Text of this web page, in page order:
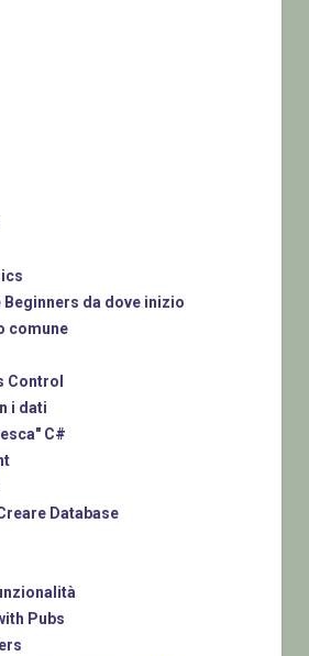
Beginners da dove inizio
comune
Control
i dati
C#
Database
Pubs